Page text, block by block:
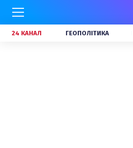
24 КАНАЛ ГЕОПОЛІТИКА